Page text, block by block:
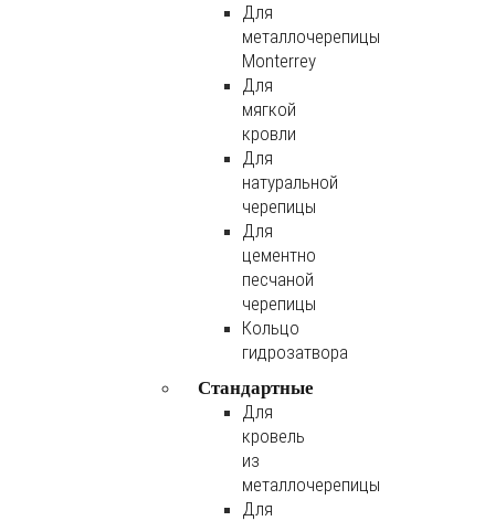
Для
металлочерепицы
Monterrey
Для
мягкой
кровли
Для
натуральной
черепицы
Для
цементно
песчаной
черепицы
Кольцо
гидрозатвора
Стандартные
Для
кровель
из
металлочерепицы
Для